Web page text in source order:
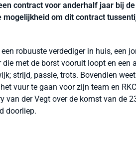
contract voor anderhalf jaar bij
om dit contract
robuuste verdediger in huis, een
die met de borst vooruit loopt en
strijd, passie, trots. Bovendien
vuur te gaan voor zijn team en
van der Vegt over de komst van de
doorliep.